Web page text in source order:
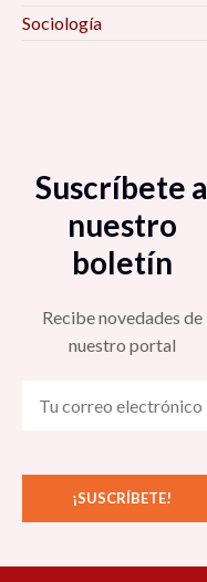
Sociología
Suscríbete a
nuestro
boletín
Recibe novedades de
nuestro portal